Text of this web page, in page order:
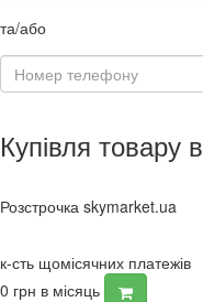
та/або
Купівля товару
Розстрочка skymarket.ua
к-сть щомісячних платежів
0 грн в місяць